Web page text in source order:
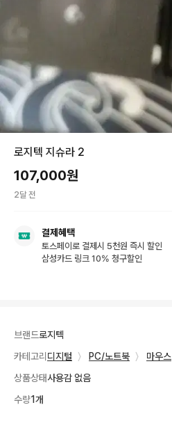
로지텍 지슈라 2
107,000원
2달 전
결제혜택
토스페이로 결제시 5천원 즉시 할인
삼성카드 링크 10% 청구할인
브랜드로지텍
카테고리 디지털 〉 PC/노트북 〉
마우스
상품상태사용감 없음
수량1개